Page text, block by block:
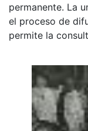
permanente. La
el proceso de
permite la